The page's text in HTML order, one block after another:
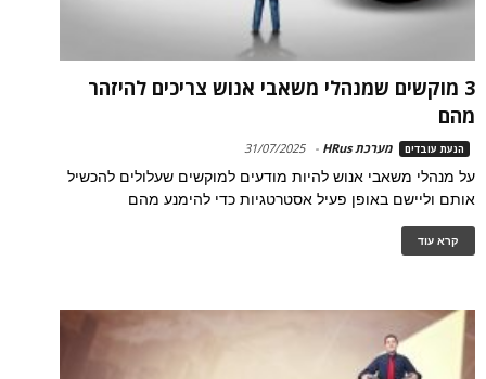
3 מוקשים שמנהלי משאבי אנוש צריכים להיזהר
מהם
הנעת עובדים מערכת HRus -
31/07/2025
על מנהלי משאבי אנוש להיות מודעים למוקשים שעלולים להכשיל
אותם וליישם באופן פעיל אסטרטגיות כדי להימנע מהם
קרא עוד